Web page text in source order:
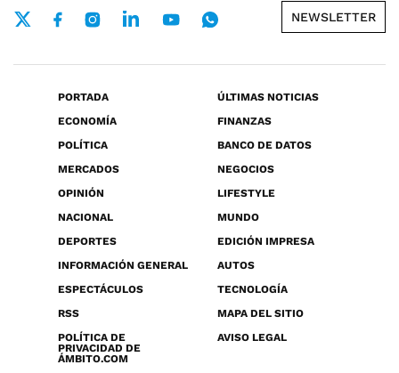
NEWSLETTER
PORTADA
ÚLTIMAS NOTICIAS
ECONOMÍA
FINANZAS
POLÍTICA
BANCO DE DATOS
MERCADOS
NEGOCIOS
OPINIÓN
LIFESTYLE
NACIONAL
MUNDO
DEPORTES
EDICIÓN IMPRESA
INFORMACIÓN GENERAL
AUTOS
ESPECTÁCULOS
TECNOLOGÍA
RSS
MAPA DEL SITIO
POLÍTICA DE
PRIVACIDAD DE
ÁMBITO.COM
AVISO LEGAL